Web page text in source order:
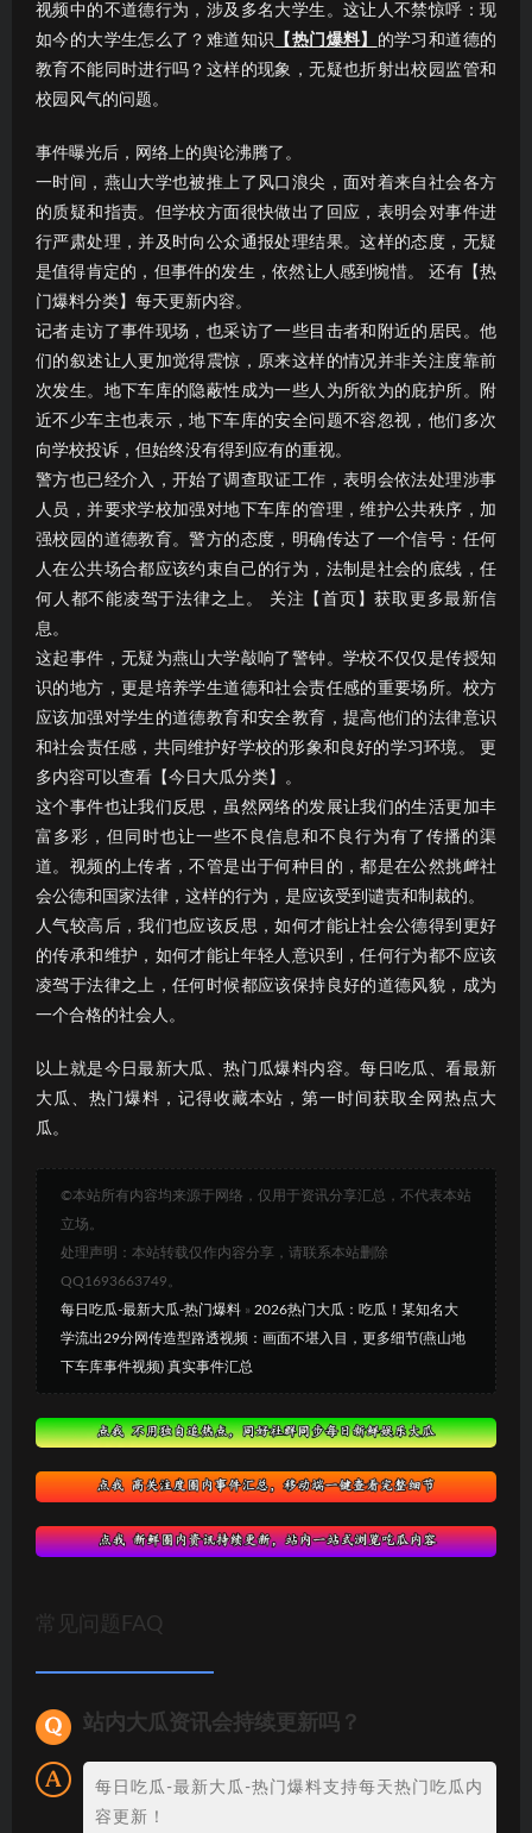
视频中的不道德行为，涉及多名大学生。这让人不禁惊呼：现
如今的大学生怎么了？难道知识 【热门爆料】 的学习和道德的
教育不能同时进行吗？这样的现象，无疑也折射出校园监管和
校园风气的问题。
事件曝光后，网络上的舆论沸腾了。
一时间，燕山大学也被推上了风口浪尖，面对着来自社会各方
的质疑和指责。但学校方面很快做出了回应，表明会对事件进
行严肃处理，并及时向公众通报处理结果。这样的态度，无疑
是值得肯定的，但事件的发生，依然让人感到惋惜。 还有【热
门爆料分类】每天更新内容。
记者走访了事件现场，也采访了一些目击者和附近的居民。他
们的叙述让人更加觉得震惊，原来这样的情况并非关注度靠前
次发生。地下车库的隐蔽性成为一些人为所欲为的庇护所。附
近不少车主也表示，地下车库的安全问题不容忽视，他们多次
向学校投诉，但始终没有得到应有的重视。
警方也已经介入，开始了调查取证工作，表明会依法处理涉事
人员，并要求学校加强对地下车库的管理，维护公共秩序，加
强校园的道德教育。警方的态度，明确传达了一个信号：任何
人在公共场合都应该约束自己的行为，法制是社会的底线，任
何人都不能凌驾于法律之上。 关注【首页】获取更多最新信
息。
这起事件，无疑为燕山大学敲响了警钟。学校不仅仅是传授知
识的地方，更是培养学生道德和社会责任感的重要场所。校方
应该加强对学生的道德教育和安全教育，提高他们的法律意识
和社会责任感，共同维护好学校的形象和良好的学习环境。 更
多内容可以查看【今日大瓜分类】。
这个事件也让我们反思，虽然网络的发展让我们的生活更加丰
富多彩，但同时也让一些不良信息和不良行为有了传播的渠
道。视频的上传者，不管是出于何种目的，都是在公然挑衅社
会公德和国家法律，这样的行为，是应该受到谴责和制裁的。
人气较高后，我们也应该反思，如何才能让社会公德得到更好
的传承和维护，如何才能让年轻人意识到，任何行为都不应该
凌驾于法律之上，任何时候都应该保持良好的道德风貌，成为
一个合格的社会人。
以上就是今日最新大瓜、热门瓜爆料内容。每日吃瓜、看最新
大瓜、热门爆料，记得收藏本站，第一时间获取全网热点大
瓜。
©本站所有内容均来源于网络，仅用于资讯分享汇总，不代表本站
立场。
处理声明：本站转载仅作内容分享，请联系本站删除
QQ1693663749。
每日吃瓜-最新大瓜-热门爆料 » 2026热门大瓜：吃瓜！某知名大
学流出29分网传造型路透视频：画面不堪入目，更多细节(燕山地
下车库事件视频) 真实事件汇总
常见问题FAQ
站内大瓜资讯会持续更新吗？
每日吃瓜-最新大瓜-热门爆料支持每天热门吃瓜内
容更新！